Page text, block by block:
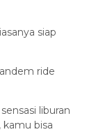
siap
ride
liburan
bisa